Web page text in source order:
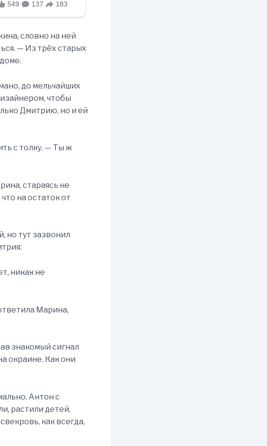
словно на ней
— Из трёх старых
до мельчайших
чтобы
Дмитрию, но и ей
с толку. — Ты ж
стараясь не
на остаток от
но тут зазвонил
никак не
Марина,
знакомый сигнал
окраине. Как они
Антон с
растили детей,
как всегда,